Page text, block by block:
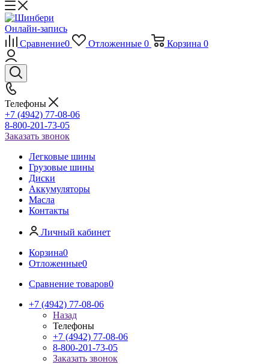
Онлайн-запись
Сравнение0 Отложенные 0 Корзина 0
Телефоны
+7 (4942) 77-08-06
8-800-201-73-05
Заказать звонок
Легковые шины
Грузовые шины
Диски
Аккумуляторы
Масла
Контакты
Личный кабинет
Корзина0
Отложенные0
Сравнение товаров0
+7 (4942) 77-08-06
Назад
Телефоны
+7 (4942) 77-08-06
8-800-201-73-05
Заказать звонок